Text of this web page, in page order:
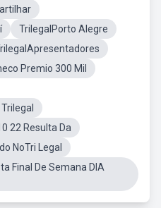
TrilegalPorto Alegre
Premio 300 Mil
22 Resulta Da
NoTri Legal
Final De Semana DIA